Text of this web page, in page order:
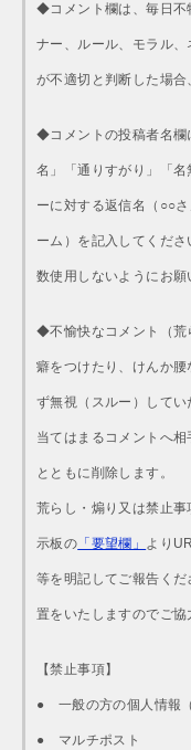
◆コメント欄は、毎日不
ナー、ルール、モラル
が不適切と判断した場合
◆コメントの投稿者名欄
名」「通りすがり」「
ーに対する返信名（○○
ーム）を記入してくだ
数使用しないようにお願
◆不愉快なコメント（荒
癖をつけたり、けんか
ず無視（スルー）して
当てはまるコメントへ
とともに削除します。
荒らし・煽り又は禁止
示板の 「要望欄」 より
等を明記してご報告く
置をいたしますのでご協
【禁止事項】
● 一般の方の個人情報
● マルチポスト